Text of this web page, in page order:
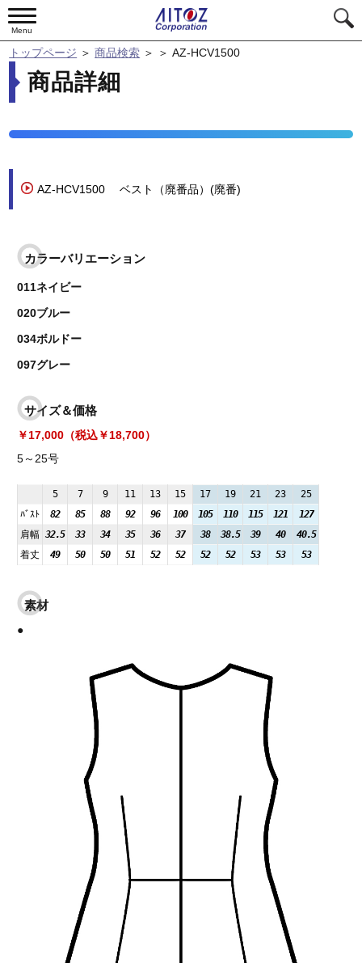
Menu
トップページ ＞商品検索 ＞ ＞AZ-HCV1500
商品詳細
AZ-HCV1500 ベスト（廃番品）(廃番)
カラーバリエーション
011ネイビー
020ブルー
034ボルドー
097グレー
サイズ＆価格
￥17,000（税込￥18,700）
5～25号
5 7 9 11 13 15 17 19 21 23
25
ﾊﾞｽﾄ
82 85 88 92 96 100 105 110 115 121
127
肩幅 32.5 33 34 35 36 37 38 38.5 39 40
40.5
着丈
49 50 50 51 52 52 52 52 53 53 53
素材
●